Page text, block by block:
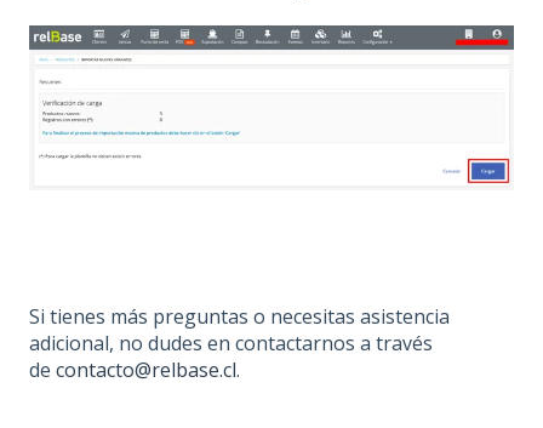
Si tienes más preguntas o necesitas asistencia
adicional, no dudes en contactarnos a través
de contacto@relbase.cl.